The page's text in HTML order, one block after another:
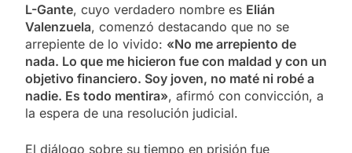
L-Gante, cuyo verdadero nombre es Elián
Valenzuela, comenzó destacando que no se
arrepiente de lo vivido: «No me arrepiento de
nada. Lo que me hicieron fue con maldad y con un
objetivo financiero. Soy joven, no maté ni robé a
nadie. Es todo mentira», afirmó con convicción, a
la espera de una resolución judicial.
El diálogo sobre su tiempo en prisión fue